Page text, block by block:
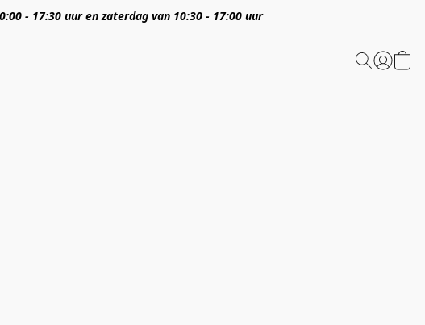
- 17:30 uur en zaterdag van 10:30 - 17:00 uur